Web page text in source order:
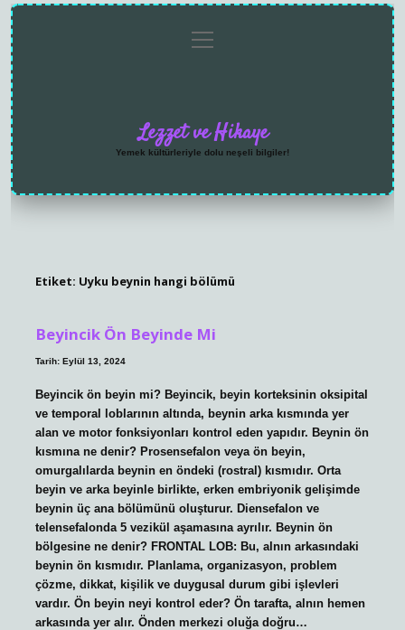
menüyü
aç
Lezzet ve Hikaye
Yemek kültürleriyle dolu neşeli bilgiler!
Etiket: Uyku beynin hangi bölümü
Beyincik Ön Beyinde Mi
Tarih: Eylül 13, 2024
Beyincik ön beyin mi? Beyincik, beyin korteksinin oksipital
ve temporal loblarının altında, beynin arka kısmında yer
alan ve motor fonksiyonları kontrol eden yapıdır. Beynin ön
kısmına ne denir? Prosensefalon veya ön beyin,
omurgalılarda beynin en öndeki (rostral) kısmıdır. Orta
beyin ve arka beyinle birlikte, erken embriyonik gelişimde
beynin üç ana bölümünü oluşturur. Diensefalon ve
telensefalonda 5 vezikül aşamasına ayrılır. Beynin ön
bölgesine ne denir? FRONTAL LOB: Bu, alnın arkasındaki
beynin ön kısmıdır. Planlama, organizasyon, problem
çözme, dikkat, kişilik ve duygusal durum gibi işlevleri
vardır. Ön beyin neyi kontrol eder? Ön tarafta, alnın hemen
arkasında yer alır. Önden merkezi oluğa doğru…